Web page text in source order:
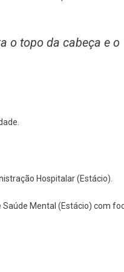
o topo da cabeça e o
Hospitalar (Estácio).
Saúde Mental (Estácio) com